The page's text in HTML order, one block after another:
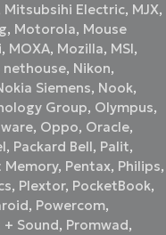
Mitsubsihi Electric, MJX,
, Motorola, Mouse
, MOXA, Mozilla, MSI,
nethouse, Nikon,
Siemens, Nook,
Group, Olympus,
, Oppo, Oracle,
, Packard Bell, Palit,
Memory, Pentax, Philips,
, Plextor, PocketBook,
, Powercom,
Sound, Promwad,